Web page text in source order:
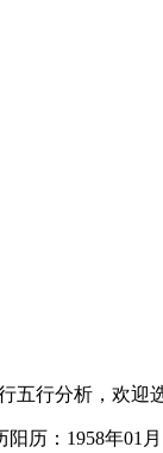
行分析，欢迎
历：1958年01